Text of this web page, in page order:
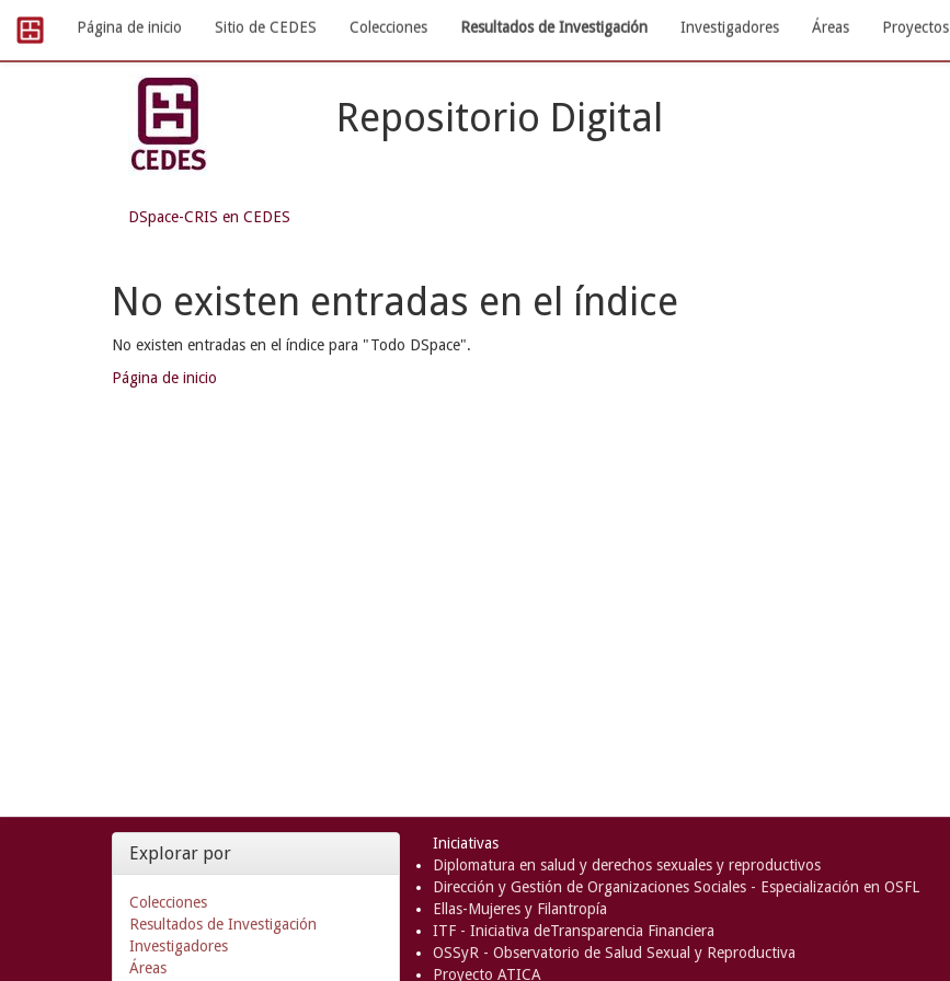
navigation
Página de inicio Sitio de CEDES Colecciones Resultados de Investigación Investigadores Áreas Proyectos
Repositorio Digital
DSpace-CRIS en CEDES
No existen entradas en el índice
No existen entradas en el índice para "Todo DSpace".
Página de inicio
Explorar por
Colecciones
Resultados de Investigación
Investigadores
Áreas
Iniciativas
Diplomatura en salud y derechos sexuales y reproductivos
Dirección y Gestión de Organizaciones Sociales - Especialización en OSFL
Ellas-Mujeres y Filantropía
ITF - Iniciativa deTransparencia Financiera
OSSyR - Observatorio de Salud Sexual y Reproductiva
Proyecto ATICA